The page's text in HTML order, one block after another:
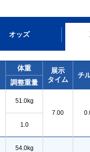
オッズ
体重
展示
タイム
チ
調整重量
51.0kg
7.00
1.0
54.0kg